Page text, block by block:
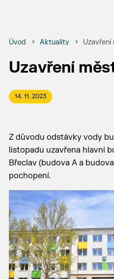
Úvod Aktuality Uzavření
Uzavření
14. 11. 2023
Z důvodu odstávky vody
listopadu uzavřena hlavní
Břeclav (budova A a
pochopení.